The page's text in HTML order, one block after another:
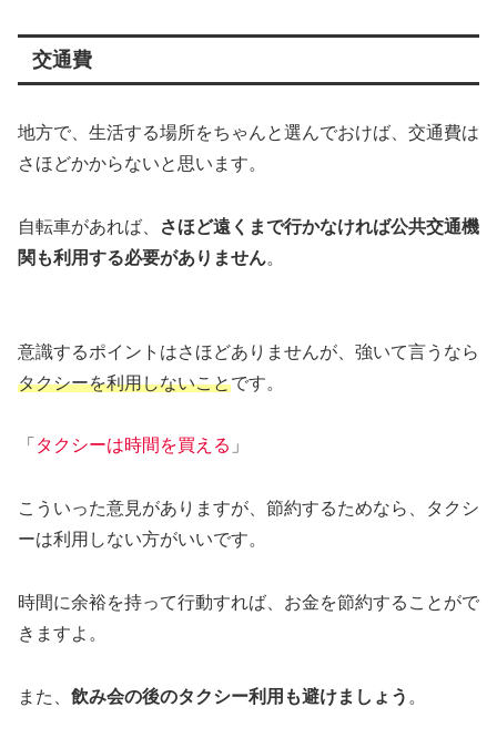
交通費
地方で、生活する場所をちゃんと選んでおけば、交通費は
さほどかからないと思います。
自転車があれば、
さほど遠くまで行かなければ公共交通機
関も利用する必要がありません。
意識するポイントはさほどありませんが、強いて言うなら
タクシーを利用しないことです。
「 タクシーは時間を買える 」
こういった意見がありますが、節約するためなら、タクシ
ーは利用しない方がいいです。
時間に余裕を持って行動すれば、お金を節約することがで
きますよ。
また、 飲み会の後のタクシー利用も避けましょう 。